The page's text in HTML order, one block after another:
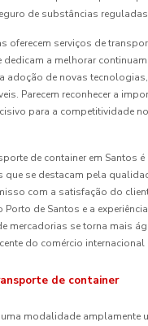
de substâncias
oferecem serviços de
dedicam a melhorar
adoção de novas
Parecem reconhecer a
para a competitividade
de container em Santos
que se destacam pela
com a satisfação do
de Santos e a
mercadorias se torna mais
do comércio internacional
de container
modalidade amplamente